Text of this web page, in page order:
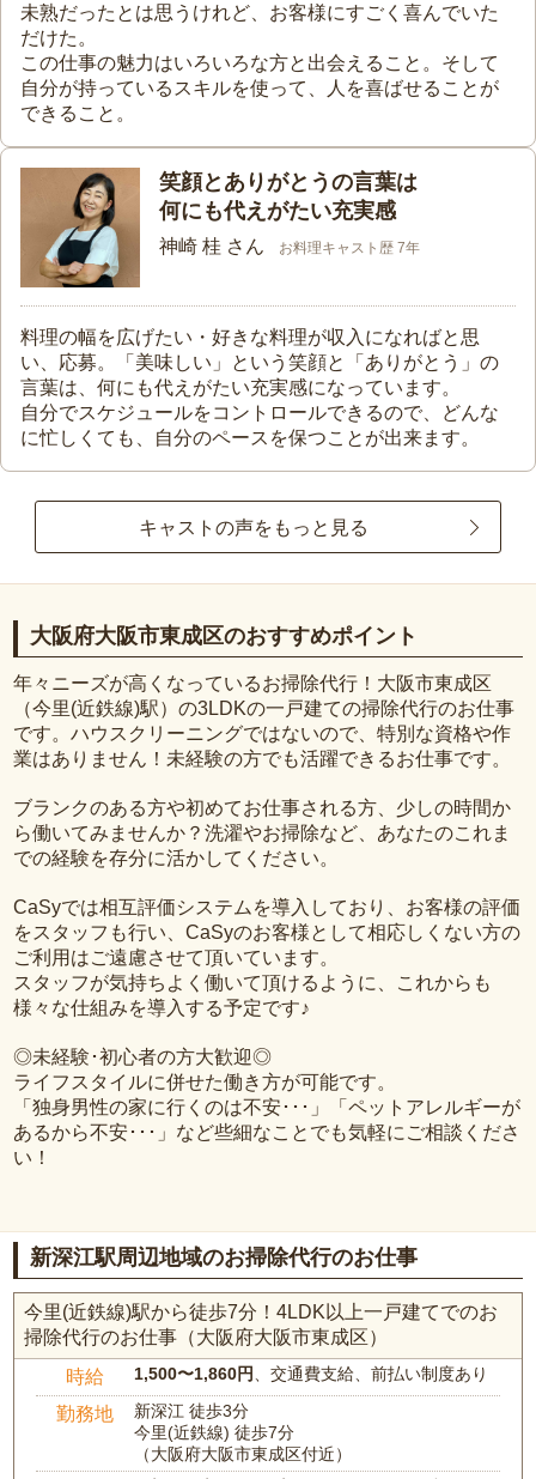
未熟だったとは思うけれど、お客様にすごく喜んでいた
だけた。
この仕事の魅力はいろいろな方と出会えること。そして
自分が持っているスキルを使って、人を喜ばせることが
できること。
笑顔とありがとうの言葉は
何にも代えがたい充実感
神崎 桂 さん お料理キャスト歴 7年
料理の幅を広げたい・好きな料理が収入になればと思
い、応募。「美味しい」という笑顔と「ありがとう」の
言葉は、何にも代えがたい充実感になっています。
自分でスケジュールをコントロールできるので、どんな
に忙しくても、自分のペースを保つことが出来ます。
キャストの声をもっと見る
大阪府大阪市東成区のおすすめポイント
年々ニーズが高くなっているお掃除代行！大阪市東成区
（今里(近鉄線)駅）の3LDKの一戸建ての掃除代行のお仕事
です。ハウスクリーニングではないので、特別な資格や作
業はありません！未経験の方でも活躍できるお仕事です。
ブランクのある方や初めてお仕事される方、少しの時間か
ら働いてみませんか？洗濯やお掃除など、あなたのこれま
での経験を存分に活かしてください。
CaSyでは相互評価システムを導入しており、お客様の評価
をスタッフも行い、CaSyのお客様として相応しくない方の
ご利用はご遠慮させて頂いています。
スタッフが気持ちよく働いて頂けるように、これからも
様々な仕組みを導入する予定です♪
◎未経験･初心者の方大歓迎◎
ライフスタイルに併せた働き方が可能です。
「独身男性の家に行くのは不安･･･」「ペットアレルギーが
あるから不安･･･」など些細なことでも気軽にご相談くださ
い！
新深江駅周辺地域のお掃除代行のお仕事
今里(近鉄線)駅から徒歩7分！4LDK以上一戸建てでのお
掃除代行のお仕事（大阪府大阪市東成区）
時給 1,500〜1,860円、交通費支給、前払い制度あり
勤務地
新深江 徒歩3分
今里(近鉄線) 徒歩7分
（大阪府大阪市東成区付近）